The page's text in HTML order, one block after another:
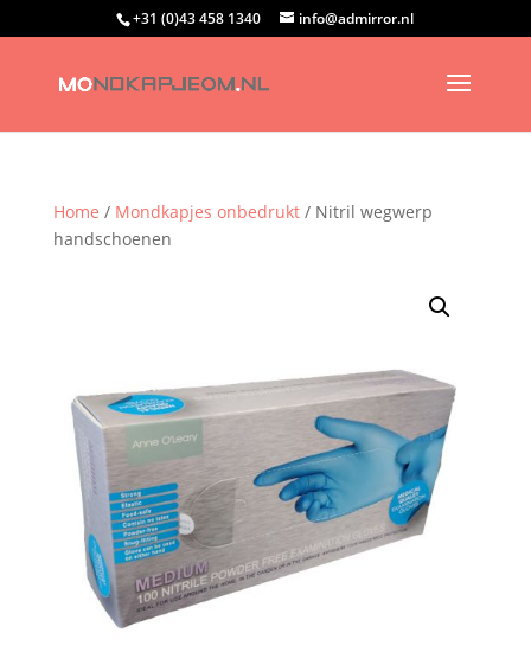
+31 (0)43 458 1340 info@admirror.nl
Home / Mondkapjes onbedrukt/ Nitril wegwerp
handschoenen